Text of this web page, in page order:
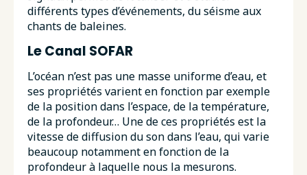
différents types d’événements, du séisme aux
chants de baleines.
Le Canal SOFAR
L’océan n’est pas une masse uniforme d’eau, et
ses propriétés varient en fonction par exemple
de la position dans l’espace, de la température,
de la profondeur… Une de ces propriétés est la
vitesse de diffusion du son dans l’eau, qui varie
beaucoup notamment en fonction de la
profondeur à laquelle nous la mesurons.